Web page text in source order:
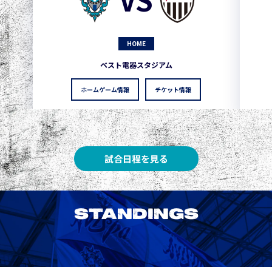
HOME
ベスト電器スタジアム
ホームゲーム情報 チケット情報
試合日程を見る
STANDINGS